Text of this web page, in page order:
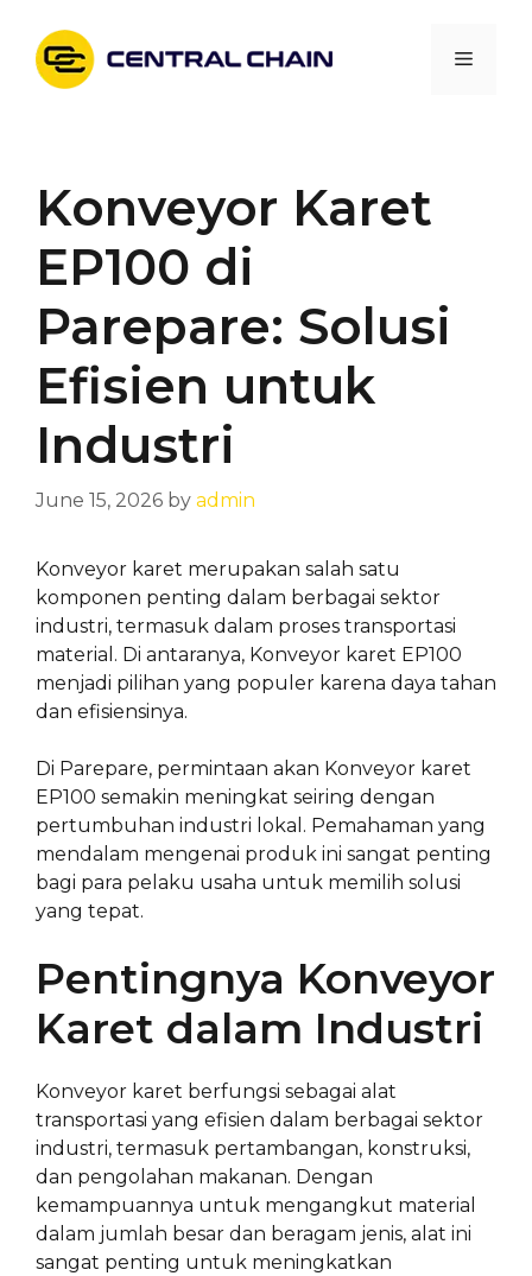
content
Menu
Konveyor Karet
EP100 di
Parepare: Solusi
Efisien untuk
Industri
June 15, 2026 by admin
Konveyor karet merupakan salah satu
komponen penting dalam berbagai sektor
industri, termasuk dalam proses transportasi
material. Di antaranya, Konveyor karet EP100
menjadi pilihan yang populer karena daya tahan
dan efisiensinya.
Di Parepare, permintaan akan Konveyor karet
EP100 semakin meningkat seiring dengan
pertumbuhan industri lokal. Pemahaman yang
mendalam mengenai produk ini sangat penting
bagi para pelaku usaha untuk memilih solusi
yang tepat.
Pentingnya Konveyor
Karet dalam Industri
Konveyor karet berfungsi sebagai alat
transportasi yang efisien dalam berbagai sektor
industri, termasuk pertambangan, konstruksi,
dan pengolahan makanan. Dengan
kemampuannya untuk mengangkut material
dalam jumlah besar dan beragam jenis, alat ini
sangat penting untuk meningkatkan